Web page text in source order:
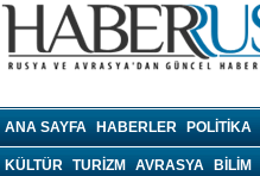
ANA SAYFA HABERLER POLITIKA
KÜLTÜR TURIZM AVRASYA BILIM